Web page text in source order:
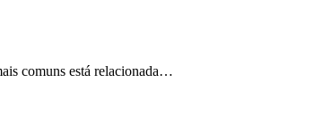
comuns está relacionada…